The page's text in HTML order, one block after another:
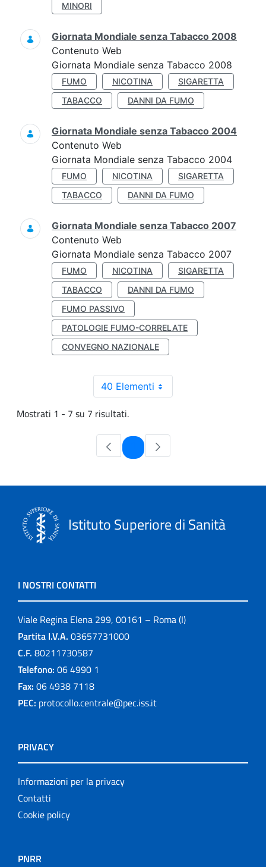
MINORI
Giornata Mondiale senza Tabacco 2008
Contenuto Web
Giornata Mondiale senza Tabacco 2008
FUMO NICOTINA
SIGARETTA
TABACCO
DANNI DA FUMO
Giornata Mondiale senza Tabacco 2004
Contenuto Web
Giornata Mondiale senza Tabacco 2004
FUMO NICOTINA
SIGARETTA
TABACCO
DANNI DA FUMO
Giornata Mondiale senza Tabacco 2007
Contenuto Web
Giornata Mondiale senza Tabacco 2007
FUMO NICOTINA
SIGARETTA
TABACCO
DANNI DA FUMO
FUMO PASSIVO
PATOLOGIE FUMO-CORRELATE
CONVEGNO NAZIONALE
40 Elementi
Mostrati 1 - 7 su 7 risultati.
Pagina
Istituto Superiore di Sanità
I NOSTRI CONTATTI
Viale Regina Elena 299, 00161 – Roma (I)
Partita I.V.A. 03657731000
C.F. 80211730587
Telefono: 06 4990 1
Fax: 06 4938 7118
PEC: protocollo.centrale@pec.iss.it
PRIVACY
Informazioni per la privacy
Contatti
Cookie policy
PNRR